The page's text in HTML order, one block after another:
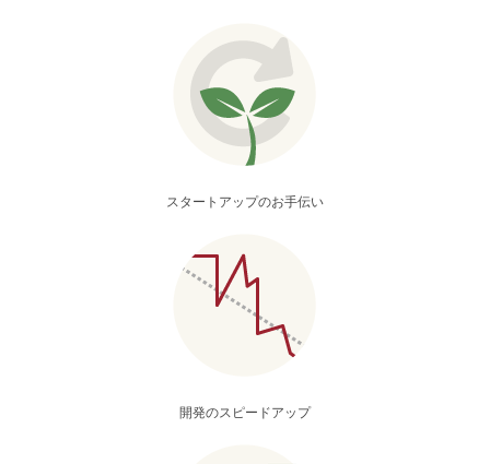
スタートアップのお手伝い
開発のスピードアップ